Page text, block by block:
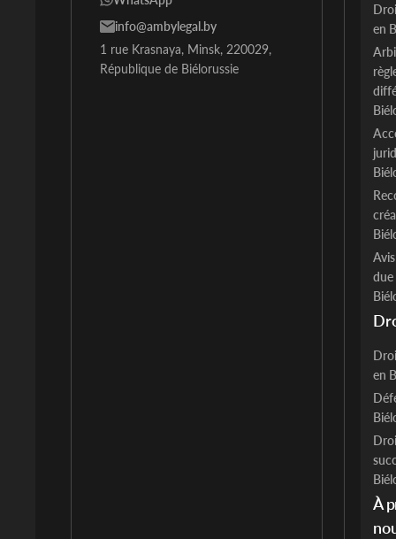
info@ambylegal.by
1 rue Krasnaya, Minsk, 220029,
République de Biélorussie
en
due
en
À